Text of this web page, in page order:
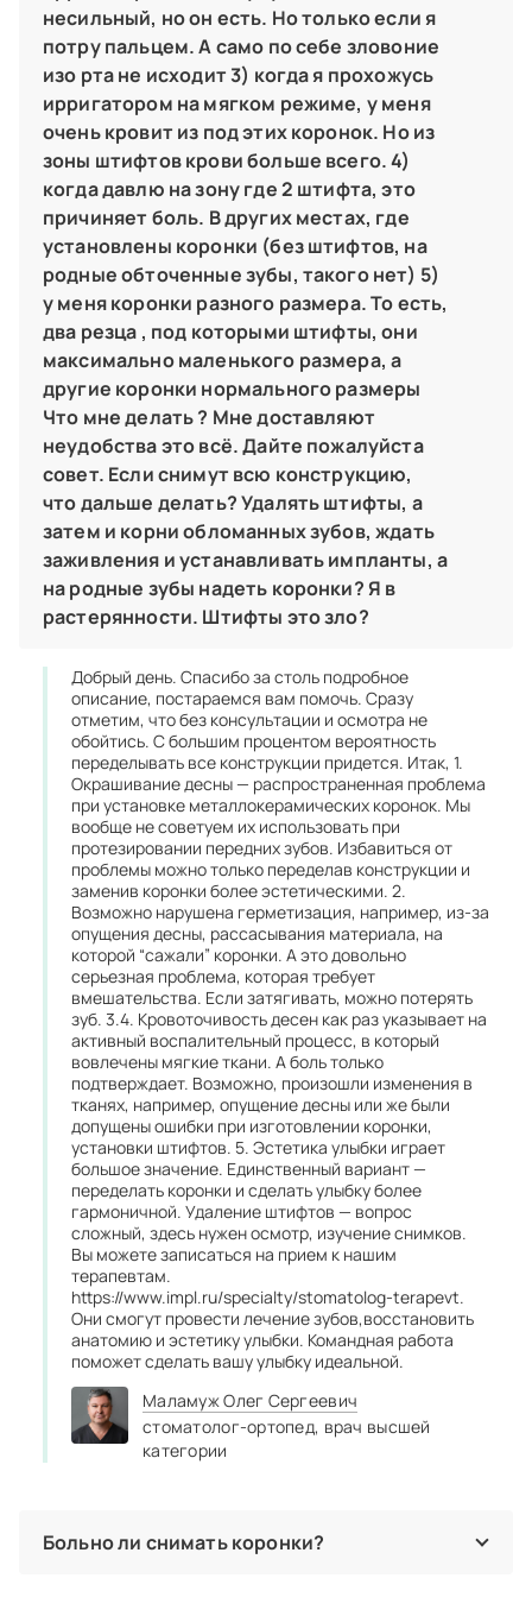
несильный, но он есть. Но только если я
потру пальцем. А само по себе зловоние
изо рта не исходит 3) когда я прохожусь
ирригатором на мягком режиме, у меня
очень кровит из под этих коронок. Но из
зоны штифтов крови больше всего. 4)
когда давлю на зону где 2 штифта, это
причиняет боль. В других местах, где
установлены коронки (без штифтов, на
родные обточенные зубы, такого нет) 5)
у меня коронки разного размера. То есть,
два резца , под которыми штифты, они
максимально маленького размера, а
другие коронки нормального размеры
Что мне делать ? Мне доставляют
неудобства это всё. Дайте пожалуйста
совет. Если снимут всю конструкцию,
что дальше делать? Удалять штифты, а
затем и корни обломанных зубов, ждать
заживления и устанавливать импланты, а
на родные зубы надеть коронки? Я в
растерянности. Штифты это зло?
Добрый день. Спасибо за столь подробное
описание, постараемся вам помочь. Сразу
отметим, что без консультации и осмотра не
обойтись. С большим процентом вероятность
переделывать все конструкции придется. Итак, 1.
Окрашивание десны — распространенная проблема
при установке металлокерамических коронок. Мы
вообще не советуем их использовать при
протезировании передних зубов. Избавиться от
проблемы можно только переделав конструкции и
заменив коронки более эстетическими. 2.
Возможно нарушена герметизация, например, из-за
опущения десны, рассасывания материала, на
которой “сажали” коронки. А это довольно
серьезная проблема, которая требует
вмешательства. Если затягивать, можно потерять
зуб. 3.4. Кровоточивость десен как раз указывает на
активный воспалительный процесс, в который
вовлечены мягкие ткани. А боль только
подтверждает. Возможно, произошли изменения в
тканях, например, опущение десны или же были
допущены ошибки при изготовлении коронки,
установки штифтов. 5. Эстетика улыбки играет
большое значение. Единственный вариант —
переделать коронки и сделать улыбку более
гармоничной. Удаление штифтов — вопрос
сложный, здесь нужен осмотр, изучение снимков.
Вы можете записаться на прием к нашим
терапевтам.
https://www.impl.ru/specialty/stomatolog-terapevt.
Они смогут провести лечение зубов,восстановить
анатомию и эстетику улыбки. Командная работа
поможет сделать вашу улыбку идеальной.
Маламуж Олег Сергеевич
стоматолог‑ортопед, врач высшей
категории
Больно ли снимать коронки?